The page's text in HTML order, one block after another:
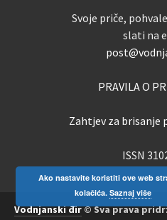
Svoje priče,
slati na
PRAVILA O
Zahtjev za brisanje
ISSN
Vodnjanski đir© Sva prava
Ako nastavite koristiti ove web
kolačića. Saznaj više